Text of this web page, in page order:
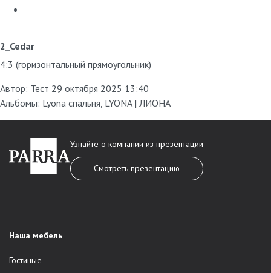
2_Cedar
4:3 (горизонтальный прямоугольник)
Автор: Тест 29 октября 2025 13:40
Альбомы: Lyona спальня, LYONA | ЛИОНА
Наша мебель
Гостиные
Узнайте о компании из презентации
Смотреть презентацию